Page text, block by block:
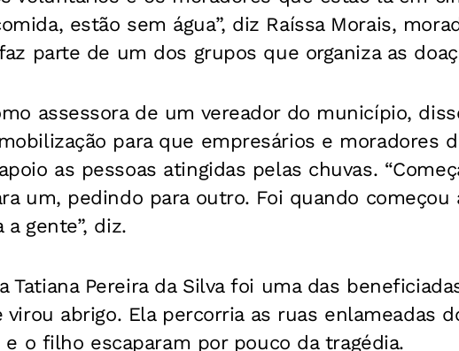
estão sem água”, diz Raíssa Morais,
parte de um dos grupos que organiza as
assessora de um vereador do município,
para que empresários e moradores
as pessoas atingidas pelas chuvas.
um, pedindo para outro. Foi quando começou
gente”, diz.
Tatiana Pereira da Silva foi uma das
virou abrigo. Ela percorria as ruas enlameadas
o filho escaparam por pouco da tragédia.